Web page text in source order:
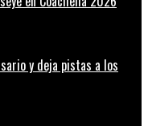
y deja pistas a los